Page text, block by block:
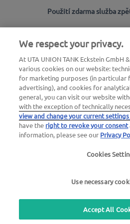
Použití zdarma služba
Vyhledávání
Přihlásit do sekce pro
O společnosti UTA
Všeobecné obchodní
We respect your privacy.
At UTA UNION TANK Eckstein GmbH
various cookies on our website:
for marketing purposes (in particular
advertising), and cookies for
general, you can visit our website
with the exception of technically
view and change your current
have the right to revoke your consent
information, please see our Privacy
Cookies
Use necessary
Accept All